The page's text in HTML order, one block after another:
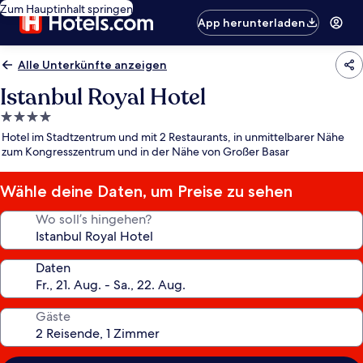
Zum Hauptinhalt springen
App herunterladen
Alle Unterkünfte anzeigen
Istanbul Royal Hotel
4.0-
Sterne-
Unterkunft
Hotel im Stadtzentrum und mit 2 Restaurants, in unmittelbarer Nähe
zum Kongresszentrum und in der Nähe von Großer Basar
Wähle deine Daten, um Preise zu sehen
Wo soll’s hingehen?
Daten
Gäste